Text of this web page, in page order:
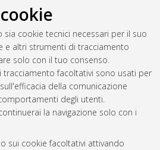
cookie
cookie tecnici necessari per il suo
e altri strumenti di tracciamento
solo con il tuo consenso.
tracciamento facoltativi sono usati per
della comunicazione
degli utenti.
la navigazione solo con i
sui cookie facoltativi attivando
MRI.[Laurea], Università di
in Ingegneria biomedica [L-DM270] -
non disponibile
ilThu Aug 6 12:59:19 2026
CEST